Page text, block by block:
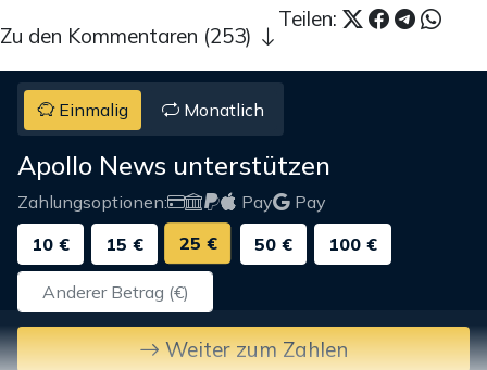
Teilen:
Zu den Kommentaren (253)
Einmalig Monatlich
Apollo News unterstützen
Zahlungsoptionen: Pay
Pay
10 €
15 € 25 € 50 € 100 €
Weiter zum Zahlen